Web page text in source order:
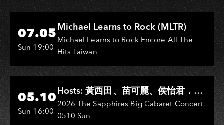
Hi-Ing Music Hall
07.05
Sun 19:00
Michael Learns to Rock (MLTR)
Michael Learns to Rock Encore All The
Hits Taiwan
Hi-Ing Music Hall
05.10
Sun 16:00
Hosts: 黃西田、苗可麗、侯怡君．
Entertainers: 葉啟田、鳥來嬤-吳
敏、王彩樺、王瑞霞、吳淑敏、施文
2026 The Sapphires Big Cabaret Concert
0510 Sun